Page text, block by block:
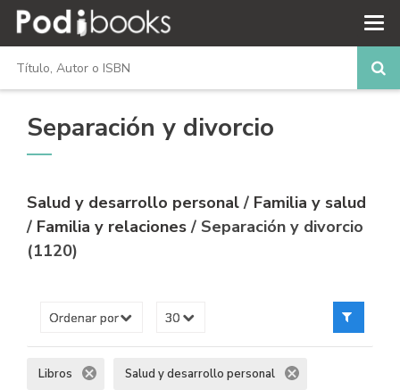
Separación y divorcio
Salud y desarrollo personal/ Familia y salud
/ Familia y relaciones/ Separación y divorcio
(1120)
Libros Salud y desarrollo personal